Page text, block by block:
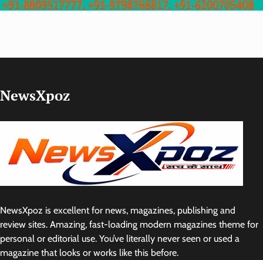
NewsXpoz
NewsXpoz is excellent for news, magazines, publishing and
review sites. Amazing, fast-loading modern magazines theme for
personal or editorial use. You’ve literally never seen or used a
magazine that looks or works like this before.